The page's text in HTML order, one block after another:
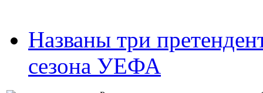
Названы три
сезона УЕФА